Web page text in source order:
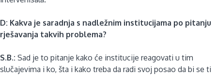
D: Kakva je saradnja s nadležnim institucijama po pitanju
rješavanja takvih problema?
S.B.: Sad je to pitanje kako će institucije reagovati u tim
slučajevima i ko, šta i kako treba da radi svoj posao da bi se ti